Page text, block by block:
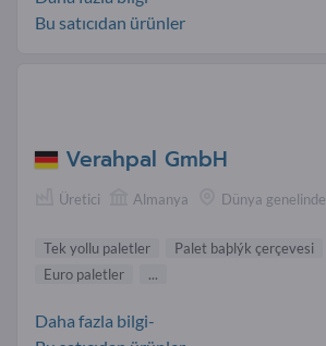
Bu satıcıdan ürünler
Verahpal GmbH
Üretici Almanya Dünya genelinde
Tek yollu paletler
Palet baþlýk çerçevesi
Euro paletler
...
Daha fazla bilgi-